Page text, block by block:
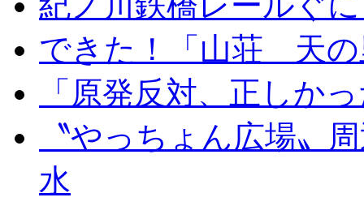
できた！「山荘 天の
「原発反対、正しか
〝やっちょん広場〟
水